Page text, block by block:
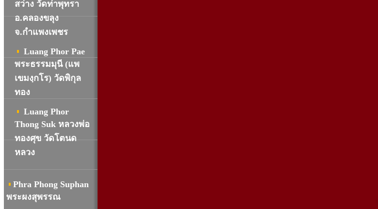
สว่าง วัดท่าพุทรา
อ.คลองขลุง
จ.กำแพงเพชร
Luang Phor Pae
พระธรรมมุนี (แพ
เขมงฺกโร) วัดพิกุล
ทอง
Luang Phor
Thong Suk หลวงพ่อ
ทองศุข วัดโตนด
หลวง
Phra Phong Suphan
พระผงสุพรรณ